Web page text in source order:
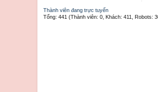
Thành viên đang trực tuyến
Tổng: 441 (Thành viên: 0, Khách: 411, Robots: